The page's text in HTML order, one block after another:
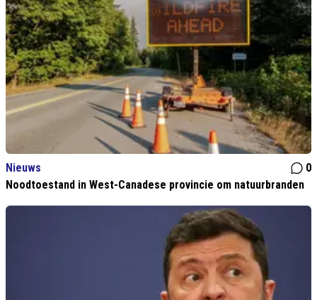
Nieuws
0
Noodtoestand in West-Canadese provincie om natuurbranden